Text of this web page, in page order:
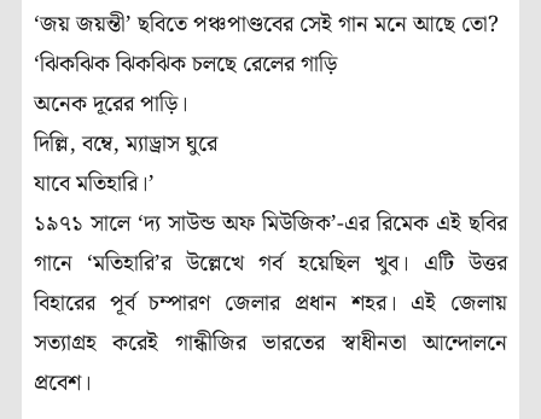
‘জয় জয়ন্তী’ ছবিতে পঞ্চপাণ্ডবের সেই গান মনে আছে তো?
‘ঝিকঝিক ঝিকঝিক চলছে রেলের গাড়ি
অনেক দূরের পাড়ি।
দিল্লি, বম্বে, ম্যাড্রাস ঘুরে
যাবে মতিহারি।’
১৯৭১ সালে ‘দ্য সাউন্ড অফ মিউজিক’-এর রিমেক এই ছবির
গানে ‘মতিহারি’র উল্লেখে গর্ব হয়েছিল খুব। এটি উত্তর
বিহারের পূর্ব চম্পারণ জেলার প্রধান শহর। এই জেলায়
সত্যাগ্রহ করেই গান্ধীজির ভারতের স্বাধীনতা আন্দোলনে
প্রবেশ।